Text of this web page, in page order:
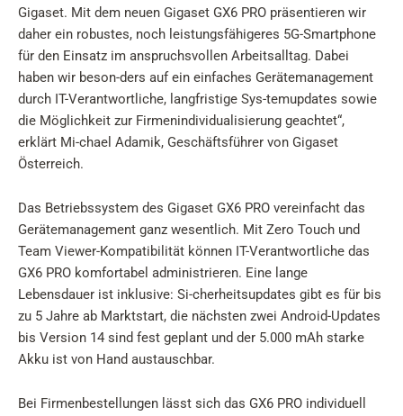
Gigaset. Mit dem neuen Gigaset GX6 PRO präsentieren wir
daher ein robustes, noch leistungsfähigeres 5G-Smartphone
für den Einsatz im anspruchsvollen Arbeitsalltag. Dabei
haben wir beson-ders auf ein einfaches Gerätemanagement
durch IT-Verantwortliche, langfristige Sys-temupdates sowie
die Möglichkeit zur Firmenindividualisierung geachtet“,
erklärt Mi-chael Adamik, Geschäftsführer von Gigaset
Österreich.
Das Betriebssystem des Gigaset GX6 PRO vereinfacht das
Gerätemanagement ganz wesentlich. Mit Zero Touch und
Team Viewer-Kompatibilität können IT-Verantwortliche das
GX6 PRO komfortabel administrieren. Eine lange
Lebensdauer ist inklusive: Si-cherheitsupdates gibt es für bis
zu 5 Jahre ab Marktstart, die nächsten zwei Android-Updates
bis Version 14 sind fest geplant und der 5.000 mAh starke
Akku ist von Hand austauschbar.
Bei Firmenbestellungen lässt sich das GX6 PRO individuell